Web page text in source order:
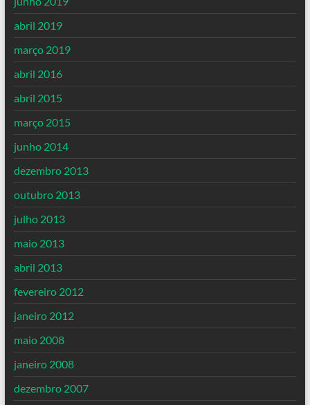
abril 2019
março 2019
abril 2016
abril 2015
março 2015
junho 2014
dezembro 2013
outubro 2013
julho 2013
maio 2013
abril 2013
fevereiro 2012
janeiro 2012
maio 2008
janeiro 2008
dezembro 2007